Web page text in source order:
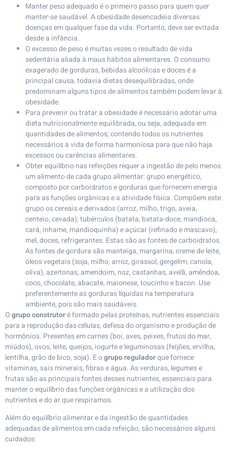
Manter peso adequado é o primeiro passo para quem quer
manter-se saudável. A obesidade desencadeia diversas
doenças em qualquer fase da vida. Portanto, deve ser evitada
desde a infância.
O excesso de peso é muitas vezes o resultado de vida
sedentária aliada à maus hábitos alimentares. O consumo
exagerado de gorduras, bebidas alcoólicas e doces é a
principal causa, todavia dietas desequilibradas, onde
predominam alguns tipos de alimentos também podem levar à
obesidade.
Para prevenir ou tratar a obesidade é necessário adotar uma
dieta nutricionalmente equilibrada, ou seja, adequada em
quantidades de alimentos; contendo todos os nutrientes
necessários à vida de forma harmoniosa para que não haja
excessos ou carências alimentares.
Obter equilíbrio nas refeições requer a ingestão de pelo menos
um alimento de cada grupo alimentar: grupo energético,
composto por carboidratos e gorduras que fornecem energia
para as funções orgânicas e a atividade física. Compõem este
grupo os cereais e derivados (arroz, milho, trigo, aveia,
centeio, cevada); tubérculos (batata, batata-doce, mandioca,
cará, inhame, mandioquinha) e açúcar (refinado e mascavo),
mel, doces, refrigerantes. Estas são as fontes de carboidratos.
As fontes de gordura são manteiga, margarina, creme de leite,
óleos vegetais (soja, milho, arroz, girassol, gergelim, canola,
oliva), azeitonas, amendoim, noz, castanhas, avelã, amêndoa,
coco, chocolate, abacate, maionese, toucinho e bacon. Use
preferentemente as gorduras líquidas na temperatura
ambiente, pois são mais saudáveis.
Ogrupo construtoré formado pelas proteínas, nutrientes essenciais
para a reprodução das células, defesa do organismo e produção de
hormônios. Presentes em carnes (boi, aves, peixes, frutos do mar,
miúdos), ovos, leite, queijos, iogurte e leguminosas (feijões, ervilha,
lentilha, grão de bico, soja). E ogrupo reguladorque fornece
vitaminas, sais minerais, fibras e água. As verduras, legumes e
frutas são as principais fontes desses nutrientes, essenciais para
manter o equilíbrio das funções orgânicas e a utilização dos
nutrientes e do ar que respiramos.
Além do equilíbrio alimentar e da ingestão de quantidades
adequadas de alimentos em cada refeição, são necessários alguns
cuidados: